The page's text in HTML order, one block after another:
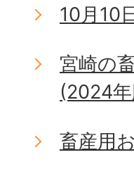
10月10
宮崎の
(2024
畜産用